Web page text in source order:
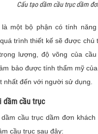
Cấu tạo dầm cầu trục dầm
là một bộ phận có tính
trình thiết kế sẽ được chú
lượng, độ võng của
bảo được tính thẩm mỹ
nhất đến với người sử dụng.
dầm cầu trục
cầu trục dầm đơn
cầu trục sau đây: